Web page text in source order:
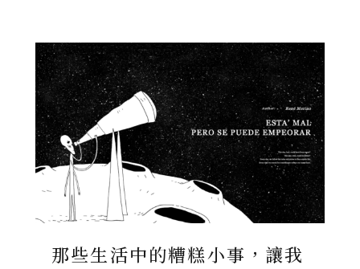
那些生活中的糟糕小事，讓我